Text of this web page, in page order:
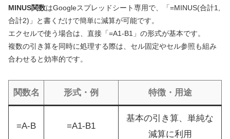
MINUS関数はGoogleスプレッドシート専用で、「=MINUS(合計1,
合計2)」と書くだけで簡単に減算が可能です。
エクセルで使う場合は、直接「=A1-B1」の形式が基本です。
複数の引き算を同時に処理する際は、セル固定やセル参照も組み
合わせると効率的です。
関数名 形式・例 特徴・用途
=A-B =A1-B1
基本の引き算、単純な
減算に利用